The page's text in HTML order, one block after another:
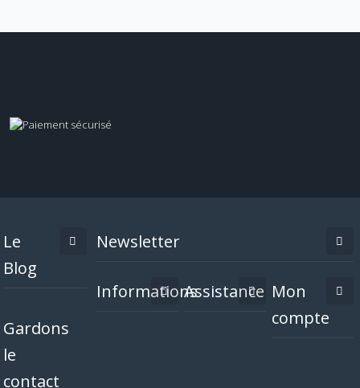
Le
Blog
Gardons
le
contact
Newsletter
InformationsAssistance Mon
compte